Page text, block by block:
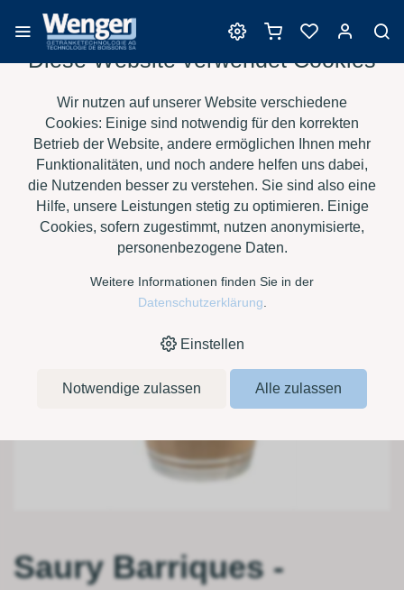
Barrique
HOME › E-SHOP › WEIN › BARRIQUE › SAURY BARRIQUES -
BORDELAISE XT AR › TRADITION LUMIÈRE
Saury Barriques -
Diese Website verwendet Cookies
Wir nutzen auf unserer Website verschiedene
Cookies: Einige sind notwendig für den korrekten
Betrieb der Website, andere ermöglichen Ihnen mehr
Funktionalitäten, und noch andere helfen uns dabei,
die Nutzenden besser zu verstehen. Sie sind also eine
Hilfe, unsere Leistungen stetig zu optimieren. Einige
Cookies, sofern zugestimmt, nutzen anonymisierte,
personenbezogene Daten.
Weitere Informationen finden Sie in der
Datenschutzerklärung
Einstellen
Notwendige zulassen Alle zulassen